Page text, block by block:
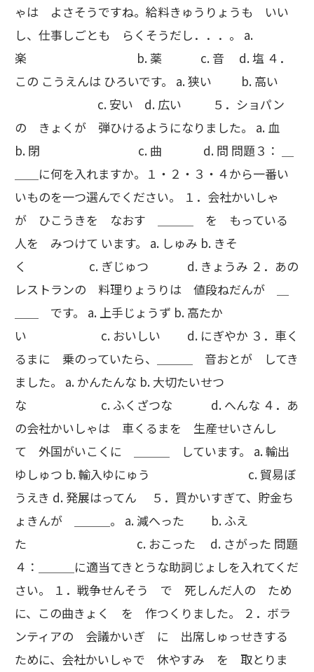
ゃは よさそうですね。給料きゅうりょうも いい
し、仕事しごとも らくそうだし．．．。 a.
楽 b. 薬 c. 音 d. 塩 ４．
この こうえんは ひろいです。 a. 狭い b. 高い
c. 安い d. 広い ５．ショパン
の きょくが 弾ひけるようになりました。 a. 血
b. 閉 c. 曲 d. 問 問題３： ＿
＿＿に何を入れますか。１・２・３・４から一番い
いものを一つ選んでください。 １．会社かいしゃ
が ひこうきを なおす ＿＿＿ を もっている
人を みつけて います。 a. しゅみ b. きそ
く c. ぎじゅつ d. きょうみ ２．あの
レストランの 料理りょうりは 値段ねだんが ＿
＿＿ です。 a. 上手じょうず b. 高たか
い c. おいしい d. にぎやか ３．車く
るまに 乗のっていたら、＿＿＿ 音おとが してき
ました。 a. かんたんな b. 大切たいせつ
な c. ふくざつな d. へんな ４．あ
の会社かいしゃは 車くるまを 生産せいさんし
て 外国がいこくに ＿＿＿ しています。 a. 輸出
ゆしゅつ b. 輸入ゆにゅう c. 貿易ぼ
うえき d. 発展はってん ５．買かいすぎて、貯金ち
ょきんが ＿＿＿。 a. 減へった b. ふえ
た c. おこった d. さがった 問題
４：＿＿＿に適当てきとうな助詞じょしを入れてくだ
さい。 １．戦争せんそう で 死しんだ人の ため
に、この曲きょく を 作つくりました。 ２．ボラ
ンティアの 会議かいぎ に 出席しゅっせきする
ために、会社かいしゃで 休やすみ を 取とりま